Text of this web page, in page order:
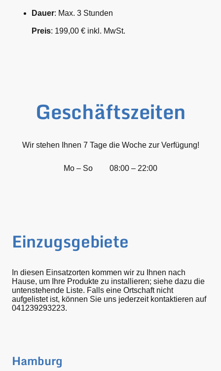
Dauer: Max. 3 Stunden
Preis: 199,00 € inkl. MwSt.
Geschäftszeiten
Wir stehen Ihnen 7 Tage die Woche zur Verfügung!
Mo – So 08:00 – 22:00
Einzugsgebiete
In diesen Einsatzorten kommen wir zu Ihnen nach
Hause, um Ihre Produkte zu installieren; siehe dazu die
untenstehende Liste. Falls eine Ortschaft nicht
aufgelistet ist, können Sie uns jederzeit kontaktieren auf
041239293223.
Hamburg